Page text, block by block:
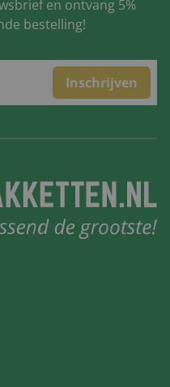
en ontvang 5%
bestelling!
Inschrijven